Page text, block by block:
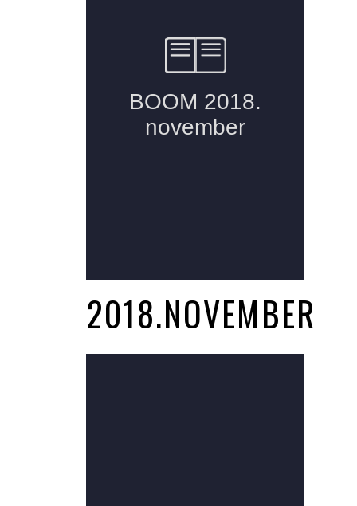
2018.NOVEMBER